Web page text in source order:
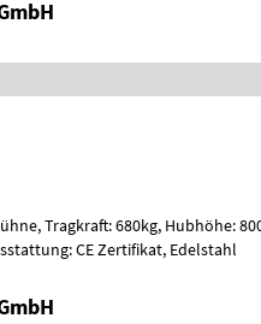
Bauhöhe:
2600mm, Batterie: Starter 12V , Sonderausstattung: CE Zertifikat, Edelstahl